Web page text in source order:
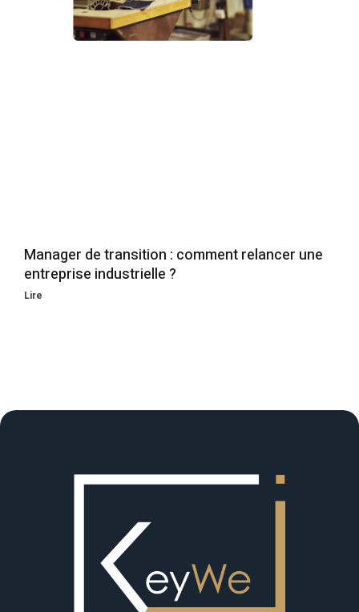
Manager de transition : comment relancer une
entreprise industrielle ?
Lire